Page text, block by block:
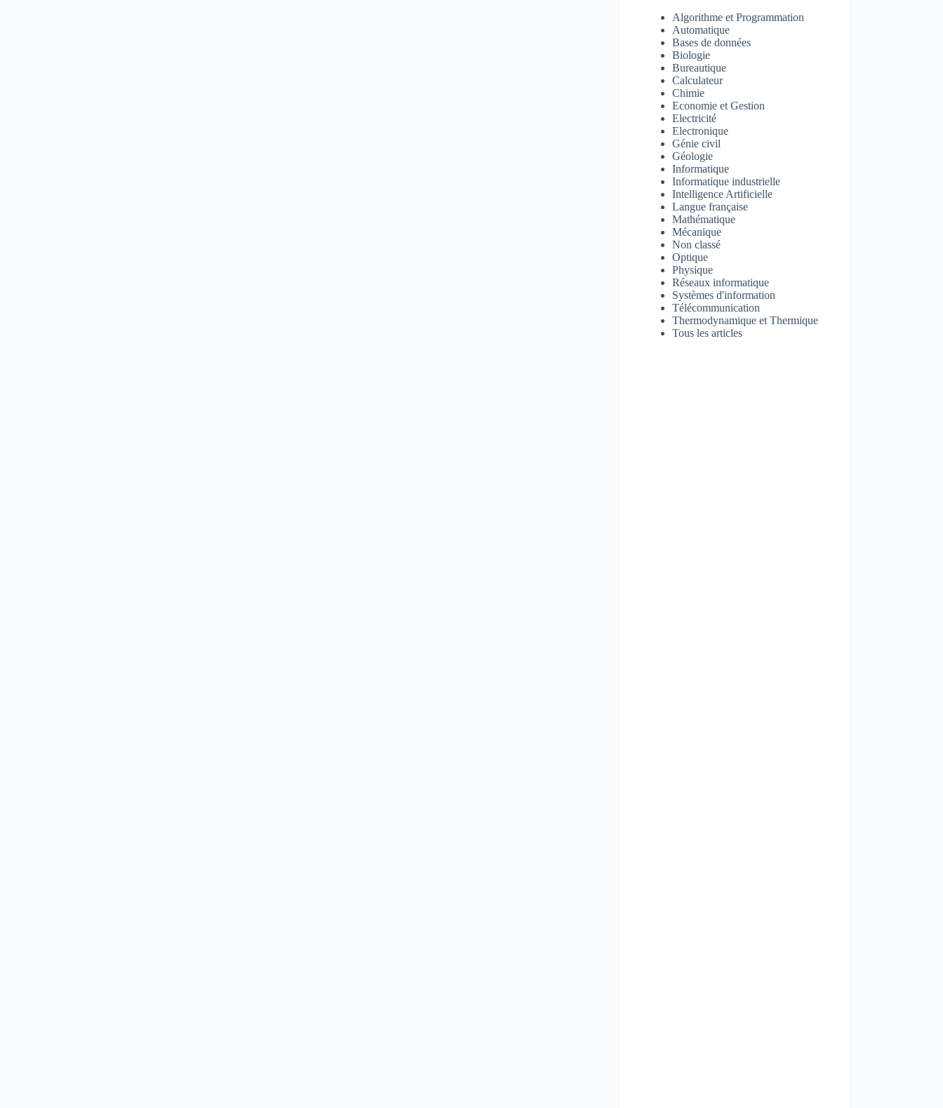
Algorithme et Programmation
Automatique
Bases de données
Biologie
Bureautique
Calculateur
Chimie
Economie et Gestion
Electricité
Electronique
Génie civil
Géologie
Informatique
Informatique industrielle
Intelligence Artificielle
Langue française
Mathématique
Mécanique
Non classé
Optique
Physique
Réseaux informatique
Systèmes d'information
Télécommunication
Thermodynamique et Thermique
Tous les articles